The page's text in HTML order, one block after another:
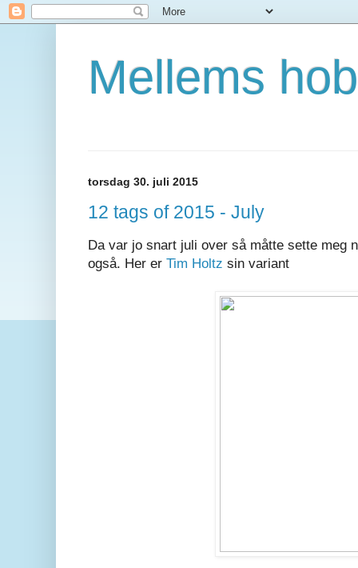
Mellems
torsdag 30. juli 2015
12 tags of 2015 - July
Da var jo snart juli over så måtte sette meg
også. Her er Tim Holtz sin variant